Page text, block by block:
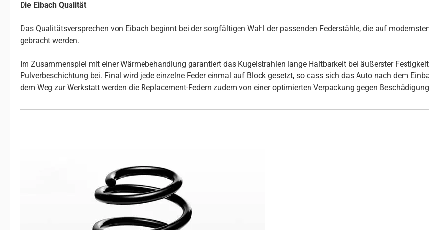
Die Eibach Qualität
Das Qualitätsversprechen von Eibach beginnt bei der sorgfältigen Wahl der passenden Federstähle, die auf
gebracht werden.
Im Zusammenspiel mit einer Wärmebehandlung garantiert das Kugelstrahlen lange Haltbarkeit bei äußerster
Pulverbeschichtung bei. Final wird jede einzelne Feder einmal auf Block gesetzt, so dass sich das Auto nach dem
dem Weg zur Werkstatt werden die Replacement-Federn zudem von einer optimierten Verpackung gegen